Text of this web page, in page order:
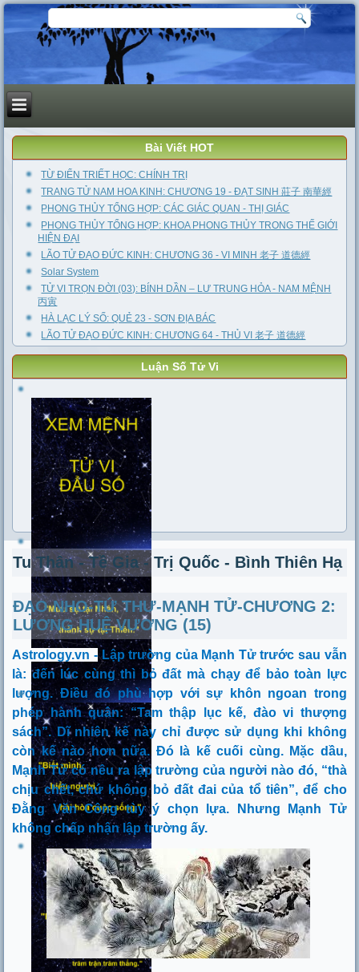
Bài Viết HOT
TỪ ĐIỂN TRIẾT HỌC: CHÍNH TRỊ
TRANG TỬ NAM HOA KINH: CHƯƠNG 19 - ĐẠT SINH 莊子 南華經
PHONG THỦY TỔNG HỢP: CÁC GIÁC QUAN - THỊ GIÁC
PHONG THỦY TỔNG HỢP: KHOA PHONG THỦY TRONG THẾ GIỚI
HIỆN ĐẠI
LÃO TỬ ĐẠO ĐỨC KINH: CHƯƠNG 36 - VI MINH 老子 道德經
Solar System
TỬ VI TRỌN ĐỜI (03): BÍNH DẦN – LƯ TRUNG HỎA - NAM MỆNH
丙寅
HÀ LẠC LÝ SỐ: QUẺ 23 - SƠN ĐỊA BÁC
LÃO TỬ ĐẠO ĐỨC KINH: CHƯƠNG 64 - THỦ VI 老子 道德經
Luận Số Tử Vi
Tu Thân - Tề Gia - Trị Quốc - Bình Thiên Hạ
ĐẠO NHO-TỨ THƯ-MẠNH TỬ-CHƯƠNG 2:
LƯƠNG HUỆ VƯƠNG (15)
Astrology.vn - Lập trường của Mạnh Tử trước sau vẫn
là: đến lúc cùng thì bỏ đất mà chạy để bảo toàn lực
lượng. Điều đó phù hợp với sự khôn ngoan trong
phép hành quân: “Tam thập lục kế, đào vi thượng
sách”. Dĩ nhiên kế này chỉ được sử dụng khi không
còn kế nào hơn nữa. Đó là kế cuối cùng. Mặc dầu,
Mạnh Tử có nêu ra lập trường của người nào đó, “thà
chịu chết, chứ không bỏ đất đai của tổ tiên”, để cho
Đằng Văn Công tùy ý chọn lựa. Nhưng Mạnh Tử
không chấp nhận lập trường ấy.